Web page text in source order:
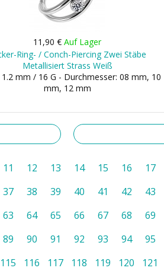
11,90 €Auf Lager
Ring- / Conch-Piercing Zwei Stäbe
Metallisiert Strass Weiß
mm / 16 G - Durchmesser: 08 mm, 10
mm, 12 mm
11 12 13 14 15 16 17
37 38 39 40 41 42 43
63 64 65 66 67 68 69
89 90 91 92 93 94 95
115 116 117 118 119 120 121